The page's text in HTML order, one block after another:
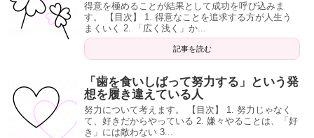
得意を極めることが結果として成功を呼び込みま
す。 【目次】 1. 得意なことを追求する方が人生う
まくいく 2. 「広く浅く」か...
記事を読む
「歯を食いしばって努力する」という発
想を履き違えている人
努力について考えます。 【目次】 1. 努力じゃなく
て、好きだからやっている 2. 嫌々やることは、「好
き」には敵わない 3...